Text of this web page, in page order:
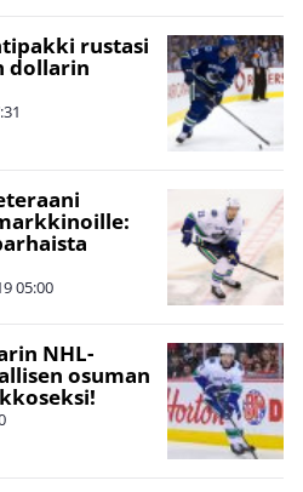
rustasi
dollarin
05:00
NHL-
osuman